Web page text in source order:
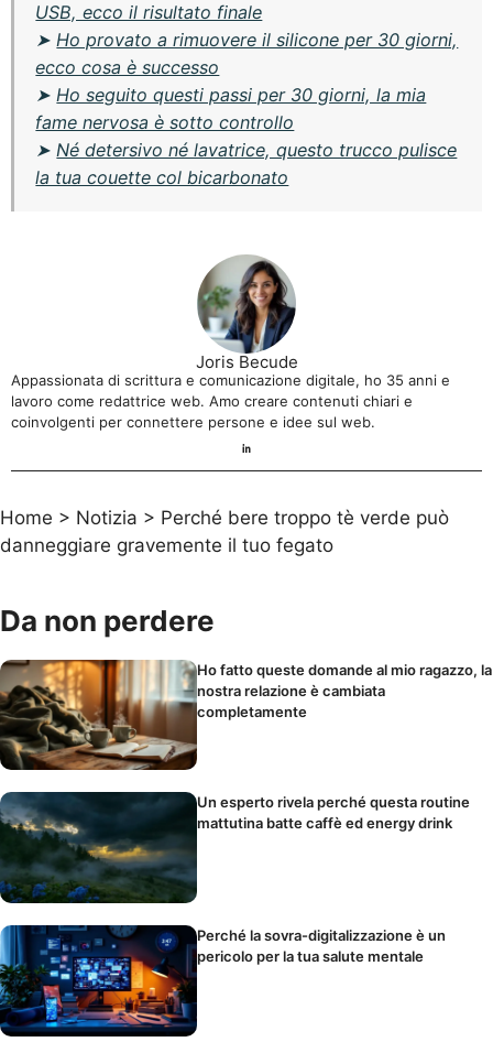
USB, ecco il risultato finale
➤Ho provato a rimuovere il silicone per 30 giorni,
ecco cosa è successo
➤Ho seguito questi passi per 30 giorni, la mia
fame nervosa è sotto controllo
➤Né detersivo né lavatrice, questo trucco pulisce
la tua couette col bicarbonato
Joris Becude
Appassionata di scrittura e comunicazione digitale, ho 35 anni e
lavoro come redattrice web. Amo creare contenuti chiari e
coinvolgenti per connettere persone e idee sul web.
Home > Notizia > Perché bere troppo tè verde può
danneggiare gravemente il tuo fegato
Da non perdere
Ho fatto queste domande al mio ragazzo, la
nostra relazione è cambiata
completamente
Un esperto rivela perché questa routine
mattutina batte caffè ed energy drink
Perché la sovra-digitalizzazione è un
pericolo per la tua salute mentale